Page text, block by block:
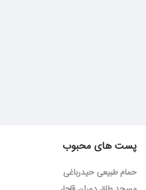
پست های محبوب
حمام طبیعی حیدرباغی